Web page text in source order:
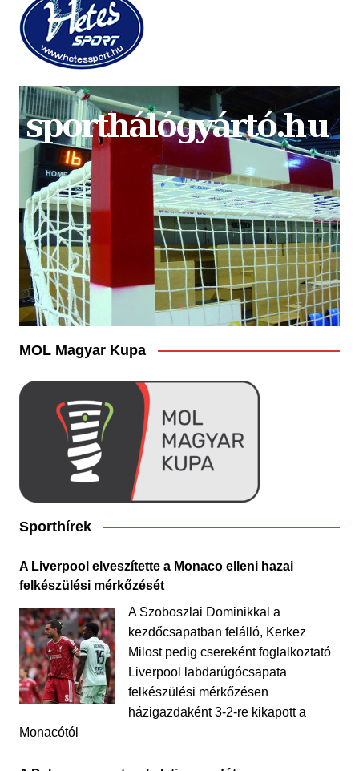
MOL Magyar Kupa
Sporthírek
A Liverpool elveszítette a Monaco elleni hazai
felkészülési mérkőzését
A Szoboszlai Dominikkal a
kezdőcsapatban felálló, Kerkez
Milost pedig csereként foglalkoztató
Liverpool labdarúgócsapata
felkészülési mérkőzésen
házigazdaként 3-2-re kikapott a
Monacótól